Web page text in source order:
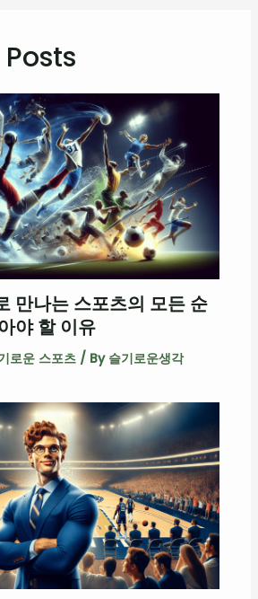
만나는 스포츠의 모든 순
야 할 이유
로운 스포츠/ By 슬기로운생각